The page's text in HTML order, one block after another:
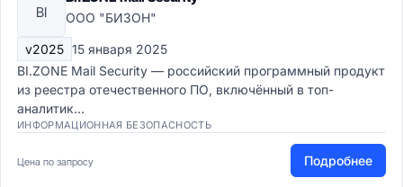
BI ООО "БИЗОН"
v2025 15 января 2025
BI.ZONE Mail Security — российский программный продукт
из реестра отечественного ПО, включённый в топ-
аналитик...
ИНФОРМАЦИОННАЯ БЕЗОПАСНОСТЬ
Цена по запросу Подробнее